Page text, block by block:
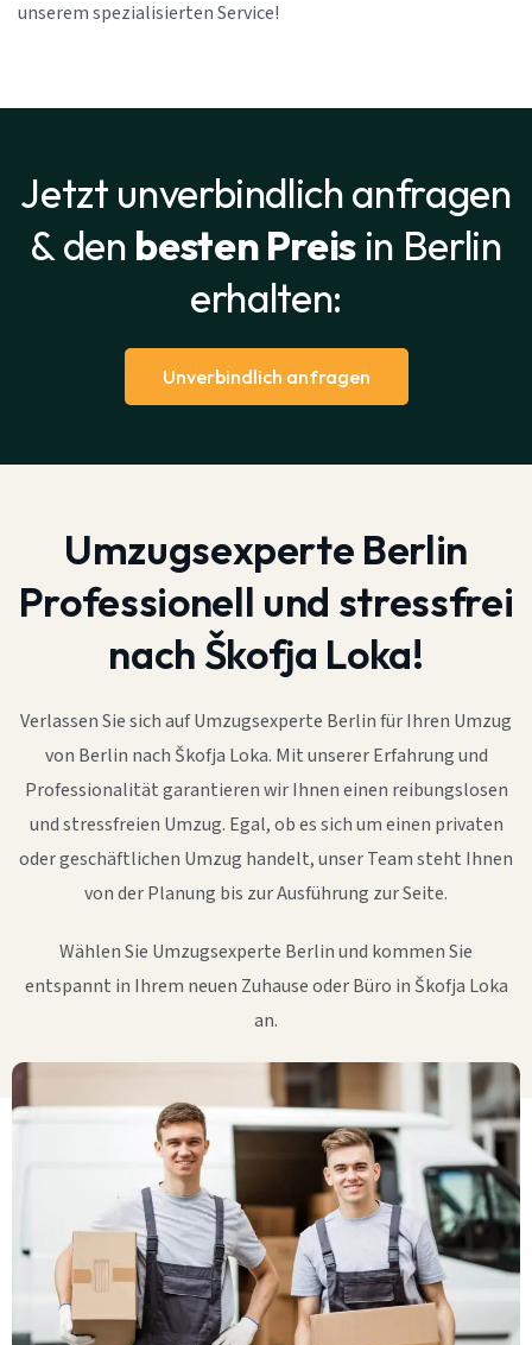
unserem spezialisierten Service!
Jetzt unverbindlich anfragen
& den besten Preis in Berlin
erhalten:
Unverbindlich anfragen
Umzugsexperte Berlin
Professionell und stressfrei
nach Škofja Loka!
Verlassen Sie sich auf Umzugsexperte Berlin für Ihren Umzug
von Berlin nach Škofja Loka. Mit unserer Erfahrung und
Professionalität garantieren wir Ihnen einen reibungslosen
und stressfreien Umzug. Egal, ob es sich um einen privaten
oder geschäftlichen Umzug handelt, unser Team steht Ihnen
von der Planung bis zur Ausführung zur Seite.
Wählen Sie Umzugsexperte Berlin und kommen Sie
entspannt in Ihrem neuen Zuhause oder Büro in Škofja Loka
an.